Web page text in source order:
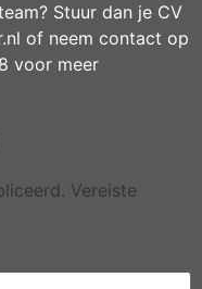
Stuur dan je CV
of neem contact op
voor meer
Vereiste